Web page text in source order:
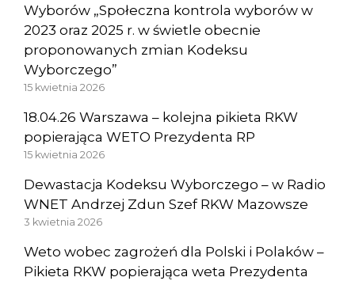
Wyborów „Społeczna kontrola wyborów w
2023 oraz 2025 r. w świetle obecnie
proponowanych zmian Kodeksu
Wyborczego”
15 kwietnia 2026
18.04.26 Warszawa – kolejna pikieta RKW
popierająca WETO Prezydenta RP
15 kwietnia 2026
Dewastacja Kodeksu Wyborczego – w Radio
WNET Andrzej Zdun Szef RKW Mazowsze
3 kwietnia 2026
Weto wobec zagrożeń dla Polski i Polaków –
Pikieta RKW popierająca weta Prezydenta